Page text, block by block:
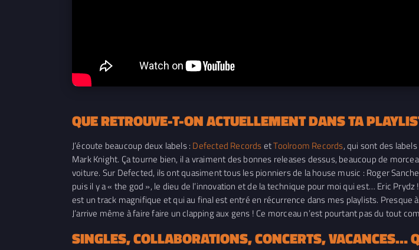
QUE RETROUVE-T-ON ACTUELLEMENT DANS TA
J’écoute beaucoup deux labels : Defected RecordsetToolroom Records, qui sont des
Mark Knight. Ça tourne bien, il a vraiment des bonnes releases dessus, beaucoup de
voiture. Sur Defected, ils ont quasiment tous les pionniers de la house music : Roger
puis il y a « the god », le dieu de l’innovation et de la technique pour moi qui est… Eric
est un track magnifique et qui au final est entré en récurrence dans mes playlists. Presque
J’arrive même à faire faire un clapping aux gens ! Ce morceau n’est pourtant pas du tout
SINGLES, COLLABORATIONS, CONCERTS, VACANCES…